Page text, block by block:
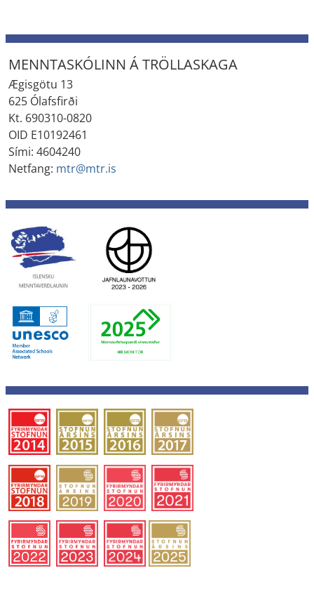
MENNTASKÓLINN Á TRÖLLASKAGA
Ægisgötu 13
625 Ólafsfirði
Kt. 690310-0820
OID E10192461
Sími: 4604240
Netfang: mtr@mtr.is